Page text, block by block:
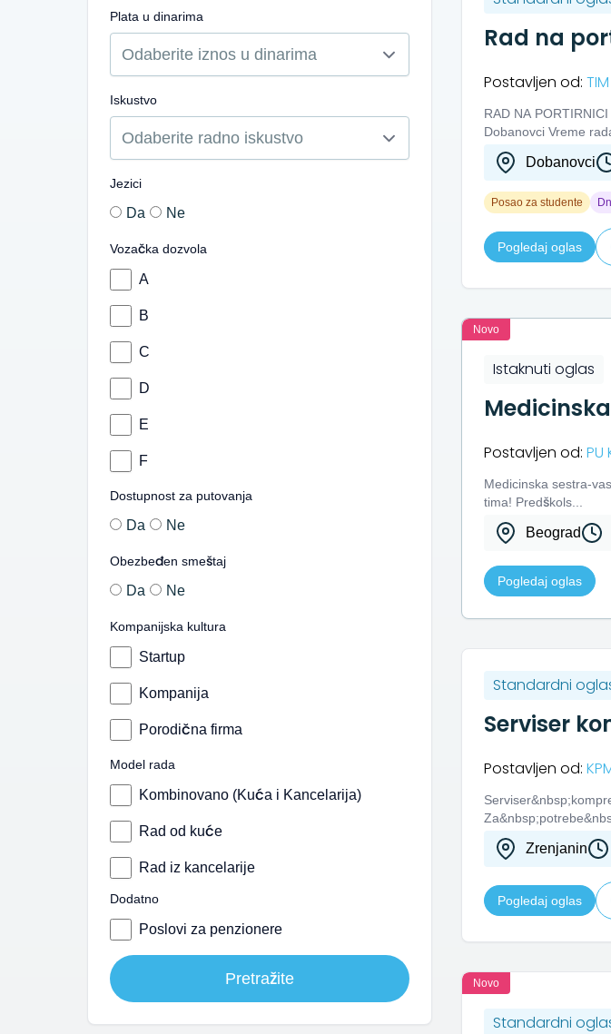
Plata u dinarima
Iskustvo
Jezici
Da Ne
Vozačka dozvola
A
B
C
D
E
F
Dostupnost za putovanja
Da Ne
Obezbeđen smeštaj
Da Ne
Kompanijska kultura
Startup
Kompanija
Porodična firma
Model rada
Kombinovano (Kuća i Kancelarija)
Rad od kuće
Rad iz kancelarije
Dodatno
Poslovi za penzionere
Pretražite
Rad na
Postavljen od:
RAD NA
Dobanovci Vreme
Dobanovci
Posao za studente
Pogledaj oglas
Novo
Istaknuti oglas
Postavljen od:
Medicinska sestra-
tima! Predškols...
Beograd
Pogledaj oglas
Standardni
Serviser
Postavljen od:
Zrenjanin
Pogledaj oglas
Novo
Standardni